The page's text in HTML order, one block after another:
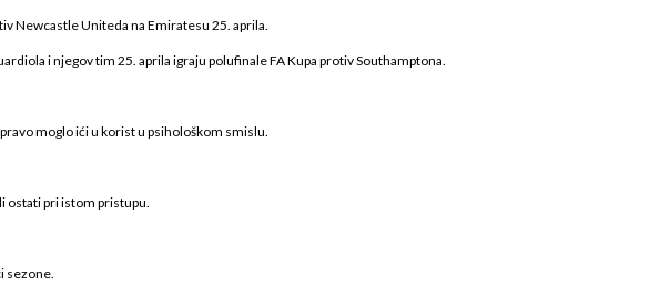
Newcastle Uniteda na Emiratesu 25. aprila.
i njegov tim 25. aprila igraju polufinale FA Kupa protiv Southamptona.
moglo ići u korist u psihološkom smislu.
ostati pri istom pristupu.
sezone.